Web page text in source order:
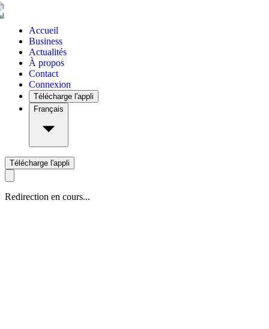
Accueil
Business
Actualités
À propos
Contact
Connexion
Télécharge l'appli
Français
Télécharge l'appli
Redirection en cours...